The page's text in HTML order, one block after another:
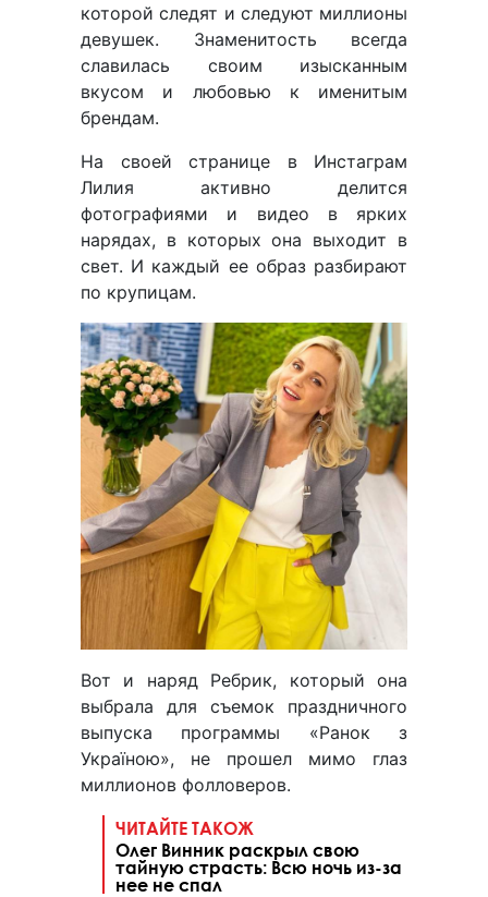
которой следят и следуют миллионы
девушек. Знаменитость всегда
славилась своим изысканным
вкусом и любовью к именитым
брендам.
На своей странице в Инстаграм
Лилия активно делится
фотографиями и видео в ярких
нарядах, в которых она выходит в
свет. И каждый ее образ разбирают
по крупицам.
Вот и наряд Ребрик, который она
выбрала для съемок праздничного
выпуска программы «Ранок з
Україною», не прошел мимо глаз
миллионов фолловеров.
ЧИТАЙТЕ ТАКОЖ
Олег Винник раскрыл свою
тайную страсть: Всю ночь из-за
нее не спал